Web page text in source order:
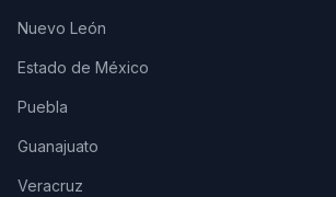
Nuevo León
Estado de México
Puebla
Guanajuato
Veracruz